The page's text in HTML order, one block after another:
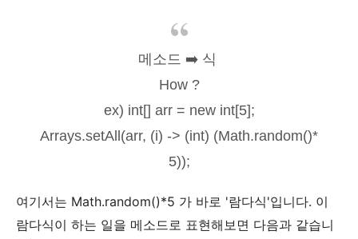
메소드 ➡️ 식
How ?
ex) int[] arr = new int[5];
Arrays.setAll(arr, (i) -> (int) (Math.random()*
5));
여기서는 Math.random()*5 가 바로 '람다식'입니다. 이
람다식이 하는 일을 메소드로 표현해보면 다음과 같습니